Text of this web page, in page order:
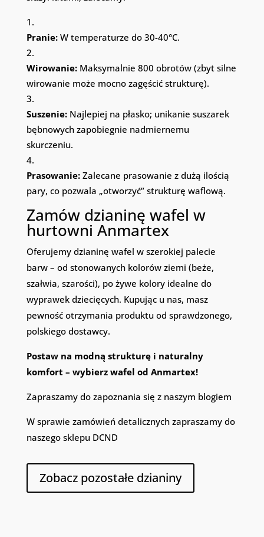
Pranie:W temperaturze do 30-40°C.
Wirowanie:Maksymalnie 800 obrotów (zbyt silne
wirowanie może mocno zagęścić strukturę).
Suszenie:Najlepiej na płasko; unikanie suszarek
bębnowych zapobiegnie nadmiernemu
skurczeniu.
Prasowanie:Zalecane prasowanie z dużą ilością
pary, co pozwala „otworzyć” strukturę waflową.
Zamów dzianinę wafel w
hurtowni Anmartex
Oferujemy dzianinę wafel w szerokiej palecie
barw – od stonowanych kolorów ziemi (beże,
szałwia, szarości), po żywe kolory idealne do
wyprawek dziecięcych. Kupując u nas, masz
pewność otrzymania produktu od sprawdzonego,
polskiego dostawcy.
Postaw na modną strukturę i naturalny
komfort – wybierz wafel od Anmartex!
Zapraszamy do zapoznania się z naszym blogiem
W sprawie zamówień detalicznych zapraszamy do
naszego sklepu DCND
Zobacz pozostałe dzianiny